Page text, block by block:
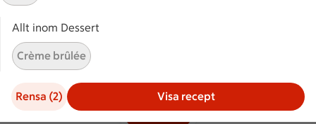
Filter (2)
Kolonnvägen 20, 169 70 Solna
Allt inom Dessert
Crème brûlée
Crème caramel
Rensa (2) Visa recept